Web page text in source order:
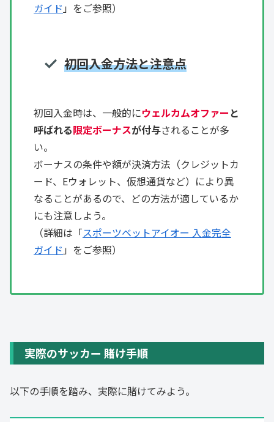
ガイド 」をご参照）
初回入金方法と注意点
初回入金時は、一般的にウェルカムオファー と
呼ばれる限定ボーナスが付与されることが多
い。
ボーナスの条件や額が決済方法（クレジットカ
ード、Eウォレット、仮想通貨など）により異
なることがあるので、どの方法が適しているか
にも注意しよう。
（詳細は「スポーツベットアイオー 入金完全
ガイド 」をご参照）
実際のサッカー 賭け手順
以下の手順を踏み、実際に賭けてみよう。